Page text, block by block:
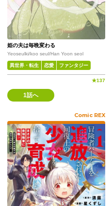
姫の夫は毎晩変わる
Yeoseulki/koo seul/Han Yoon seol
異世界・転生 恋愛 ファンタジー
★137
1話へ
Comic REX